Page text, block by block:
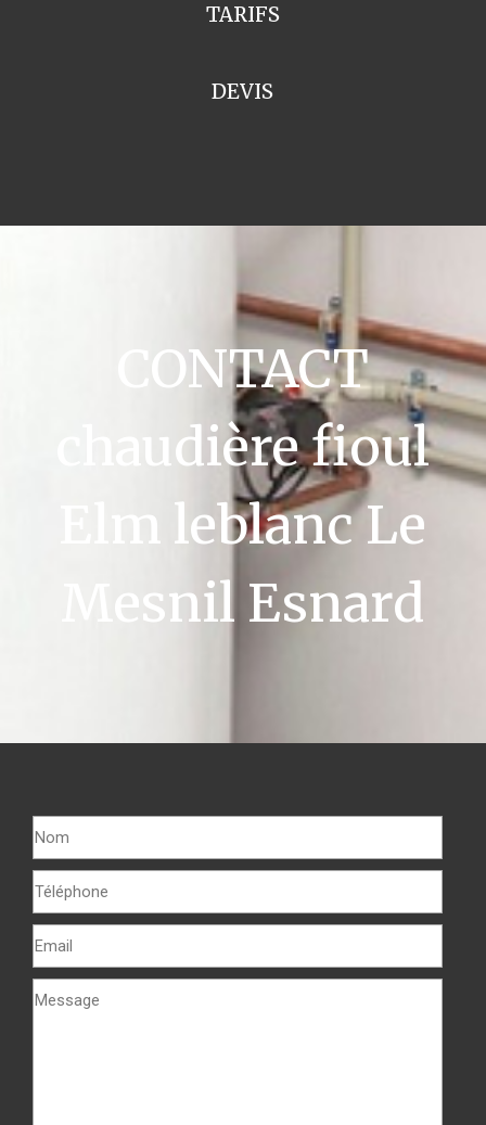
TARIFS
DEVIS
CONTACT
chaudière fioul
Elm leblanc Le
Mesnil Esnard